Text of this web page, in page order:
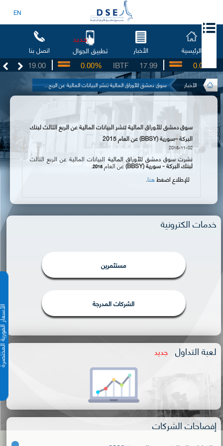
EN
الرئيسية الأخبار تطبيق الجوال
جديد
اتصل بنا
19.00 17.99
IBTF
0.00% 0.00%
الأخبار سوق دمشق للأوراق المالية تنشر البيانات المالية عن الربع...
الأسعار
سوق دمشق للأوراق المالية تنشر البيانات المالية عن الربع الثالث لبنك
البركة –سورية (BBSY) عن العام 2015
2015-11-02
نشرت سوق دمشق للأوراق المالية البيانات المالية عن الربع الثالث
لبنك البركة - سورية(
BBSY
)عنالعام2015
.
للإطلاع اضغطهنا.
خدمات الكترونية
مستثمرين
الشركات المدرجة
لعبة التداول جديد
إفصاحات الشركات